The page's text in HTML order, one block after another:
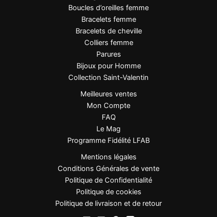
Boucles d’oreilles femme
Bracelets femme
Bracelets de cheville
Colliers femme
Parures
Bijoux pour Homme
Collection Saint-Valentin
Meilleures ventes
Mon Compte
FAQ
Le Mag
Programme Fidélité LFAB
Mentions légales
Conditions Générales de vente
Politique de Confidentialité
Politique de cookies
Politique de livraison et de retour